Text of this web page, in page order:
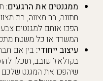
ממגנטים את הרגעים:
חתונה, בר מצווה, בת
הפכו אותם למגנטים
המשרד או כל משטח
עיצוב ייחודי: בין אם
בקולאז' שובב, תוכלו
שיהפכו את המגנט שלכם